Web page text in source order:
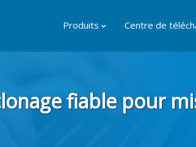
Produits Centre de
fiable pour